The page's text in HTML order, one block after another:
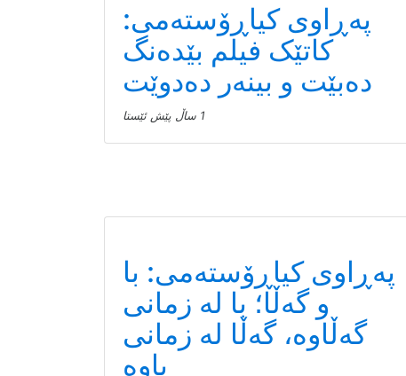
پەڕاوی کیاڕۆستەمی:
کاتێک فیلم بێدەنگ
دەبێت و بینەر دەدوێت
1 ساڵ پێش ئێستا
پەڕاوی کیاڕۆستەمی: با
و گەڵا؛ با لە زمانی
گەڵاوە، گەڵا لە زمانی
باوە